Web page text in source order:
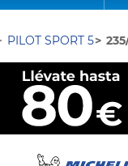
PILOT SPORT 5